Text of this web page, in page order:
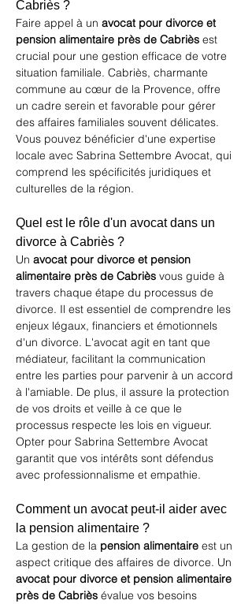
Cabriès ?
Faire appel à un avocat pour divorce et
pension alimentaire près de Cabriès est
crucial pour une gestion efficace de votre
situation familiale. Cabriès, charmante
commune au cœur de la Provence, offre
un cadre serein et favorable pour gérer
des affaires familiales souvent délicates.
Vous pouvez bénéficier d'une expertise
locale avec Sabrina Settembre Avocat, qui
comprend les spécificités juridiques et
culturelles de la région.
Quel est le rôle d'un avocat dans un
divorce à Cabriès ?
Un avocat pour divorce et pension
alimentaire près de Cabriès vous guide à
travers chaque étape du processus de
divorce. Il est essentiel de comprendre les
enjeux légaux, financiers et émotionnels
d'un divorce. L'avocat agit en tant que
médiateur, facilitant la communication
entre les parties pour parvenir à un accord
à l'amiable. De plus, il assure la protection
de vos droits et veille à ce que le
processus respecte les lois en vigueur.
Opter pour Sabrina Settembre Avocat
garantit que vos intérêts sont défendus
avec professionnalisme et empathie.
Comment un avocat peut-il aider avec
la pension alimentaire ?
La gestion de la pension alimentaire est un
aspect critique des affaires de divorce. Un
avocat pour divorce et pension alimentaire
près de Cabriès évalue vos besoins